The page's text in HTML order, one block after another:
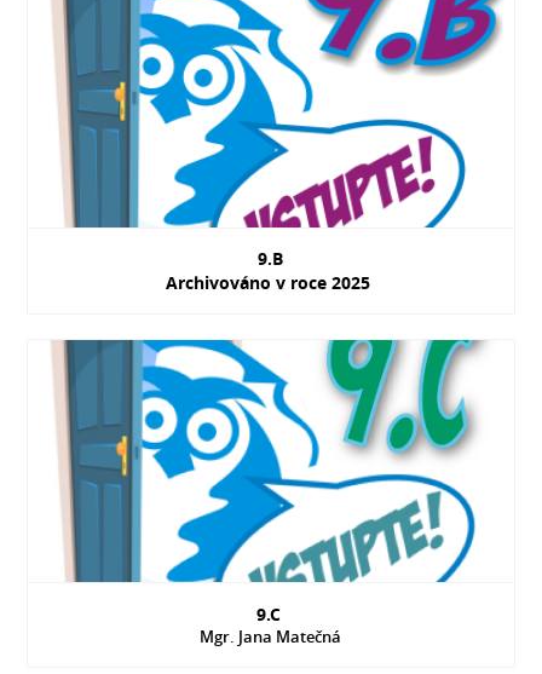
9.B
Archivováno v roce 2025
9.C
Mgr. Jana Matečná